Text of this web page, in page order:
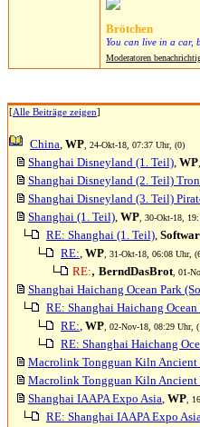
Brötchen
You can live in a car,
Moderatoren
[Alle Beiträge zeigen]
China, WP , 24-Okt-18, 07:37 Uhr, (0)
Shanghai Disneyland (1. Teil), WP
Shanghai Disneyland (2. Teil) Tron
Shanghai Disneyland (3. Teil)
Shanghai (1. Teil), WP , 30-Okt-18,
RE: Shanghai (1. Teil),
RE:, WP , 31-Okt-18, 06:08 Uhr,
RE:, BerndDasBrot , 01-
Shanghai Haichang Ocean Park
RE: Shanghai Haichang
RE:, WP , 02-Nov-18, 08:29 Uhr,
RE: Shanghai Haichang
Macrolink Tongguan Kiln Ancient
Macrolink Tongguan Kiln Ancient
Shanghai IAAPA Expo Asia, WP ,
RE: Shanghai IAAPA Expo